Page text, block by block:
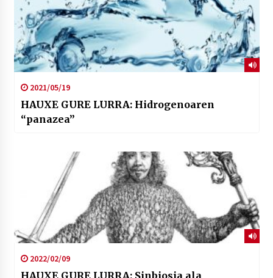
2021/05/19
HAUXE GURE LURRA: Hidrogenoaren
“panazea”
2022/02/09
HAUXE GURE LURRA: Sinbiosia ala